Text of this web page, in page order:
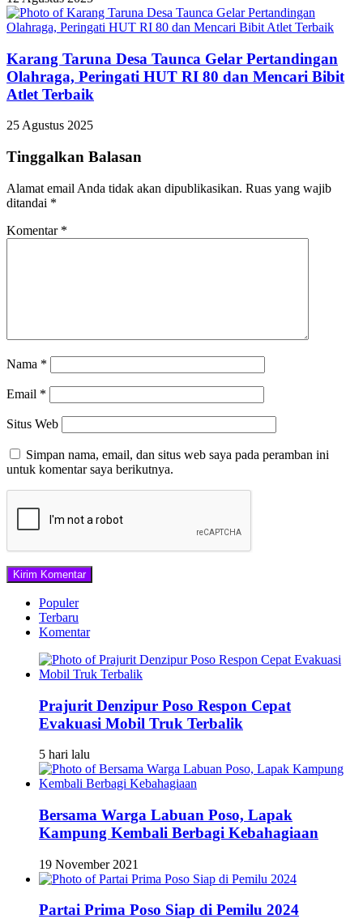
Karang Taruna Desa Taunca Gelar Pertandingan
Olahraga, Peringati HUT RI 80 dan Mencari Bibit
Atlet Terbaik
25 Agustus 2025
Tinggalkan Balasan
Alamat email Anda tidak akan dipublikasikan. Ruas yang wajib
ditandai *
Komentar *
Nama *
Email *
Situs Web
Simpan nama, email, dan situs web saya pada peramban ini
untuk komentar saya berikutnya.
Populer
Terbaru
Komentar
Prajurit Denzipur Poso Respon Cepat
Evakuasi Mobil Truk Terbalik
5 hari lalu
Bersama Warga Labuan Poso, Lapak
Kampung Kembali Berbagi Kebahagiaan
19 November 2021
Partai Prima Poso Siap di Pemilu 2024